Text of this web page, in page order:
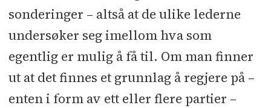
sonderinger – altså at de ulike lederne
undersøker seg imellom hva som
egentlig er mulig å få til. Om man finner
ut at det finnes et grunnlag å regjere på –
enten i form av ett eller flere partier –